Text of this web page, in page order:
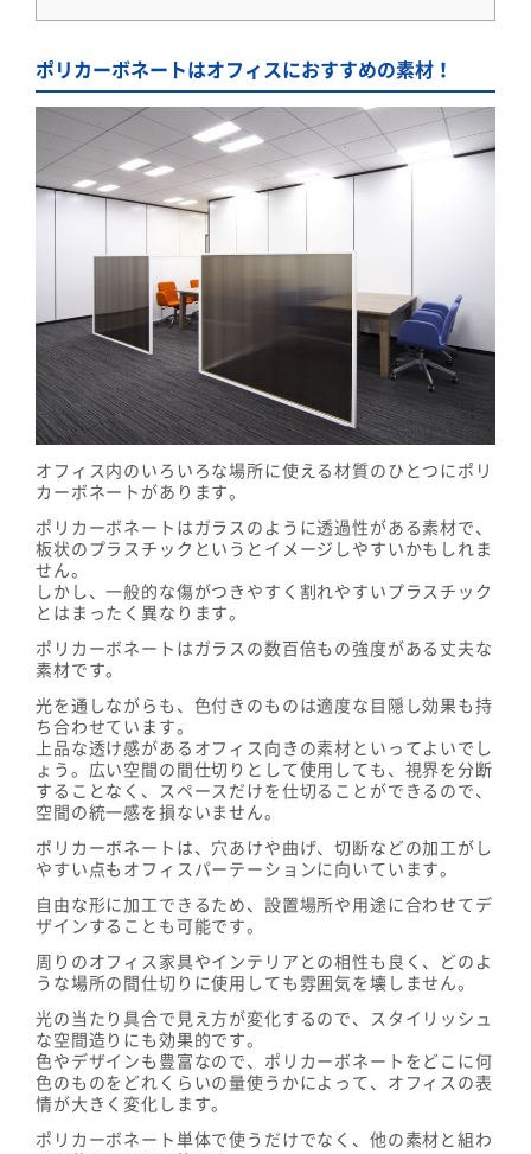
ポリカーボネートはオフィスにおすすめの素材！
オフィス内のいろいろな場所に使える材質のひとつにポリ
カーボネートがあります。
ポリカーボネートはガラスのように透過性がある素材で、
板状のプラスチックというとイメージしやすいかもしれま
せん。
しかし、一般的な傷がつきやすく割れやすいプラスチック
とはまったく異なります。
ポリカーボネートはガラスの数百倍もの強度がある丈夫な
素材です。
光を通しながらも、色付きのものは適度な目隠し効果も持
ち合わせています。
上品な透け感があるオフィス向きの素材といってよいでし
ょう。広い空間の間仕切りとして使用しても、視界を分断
することなく、スペースだけを仕切ることができるので、
空間の統一感を損ないません。
ポリカーボネートは、穴あけや曲げ、切断などの加工がし
やすい点もオフィスパーテーションに向いています。
自由な形に加工できるため、設置場所や用途に合わせてデ
ザインすることも可能です。
周りのオフィス家具やインテリアとの相性も良く、どのよ
うな場所の間仕切りに使用しても雰囲気を壊しません。
光の当たり具合で見え方が変化するので、スタイリッシュ
な空間造りにも効果的です。
色やデザインも豊富なので、ポリカーボネートをどこに何
色のものをどれくらいの量使うかによって、オフィスの表
情が大きく変化します。
ポリカーボネート単体で使うだけでなく、他の素材と組わ